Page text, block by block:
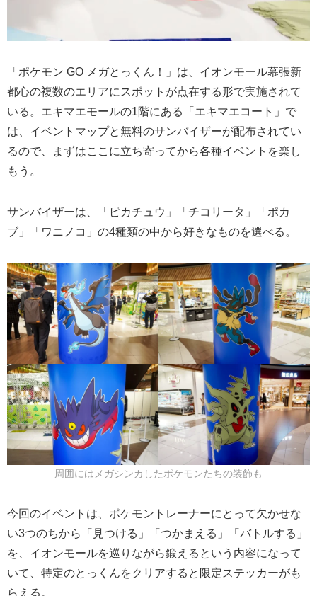
「ポケモン GO メガとっくん！」は、イオンモール幕張新
都心の複数のエリアにスポットが点在する形で実施されて
いる。エキマエモールの1階にある「エキマエコート」で
は、イベントマップと無料のサンバイザーが配布されてい
るので、まずはここに立ち寄ってから各種イベントを楽し
もう。
サンバイザーは、「ピカチュウ」「チコリータ」「ポカ
ブ」「ワニノコ」の4種類の中から好きなものを選べる。
周囲にはメガシンカしたポケモンたちの装飾も
今回のイベントは、ポケモントレーナーにとって欠かせな
い3つのちから「見つける」「つかまえる」「バトルする」
を、イオンモールを巡りながら鍛えるという内容になって
いて、特定のとっくんをクリアすると限定ステッカーがも
らえる。